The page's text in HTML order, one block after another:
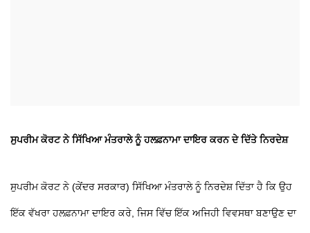
ਸੁਪਰੀਮ ਕੋਰਟ ਨੇ ਸਿੱਖਿਆ ਮੰਤਰਾਲੇ ਨੂੰ ਹਲਫ਼ਨਾਮਾ ਦਾਇਰ ਕਰਨ ਦੇ ਦਿੱਤੇ ਨਿਰਦੇਸ਼
ਸੁਪਰੀਮ ਕੋਰਟ ਨੇ (ਕੇਂਦਰ ਸਰਕਾਰ) ਸਿੱਖਿਆ ਮੰਤਰਾਲੇ ਨੂੰ ਨਿਰਦੇਸ਼ ਦਿੱਤਾ ਹੈ ਕਿ ਉਹ
ਇੱਕ ਵੱਖਰਾ ਹਲਫ਼ਨਾਮਾ ਦਾਇਰ ਕਰੇ, ਜਿਸ ਵਿੱਚ ਇੱਕ ਅਜਿਹੀ ਵਿਵਸਥਾ ਬਣਾਉਣ ਦਾ